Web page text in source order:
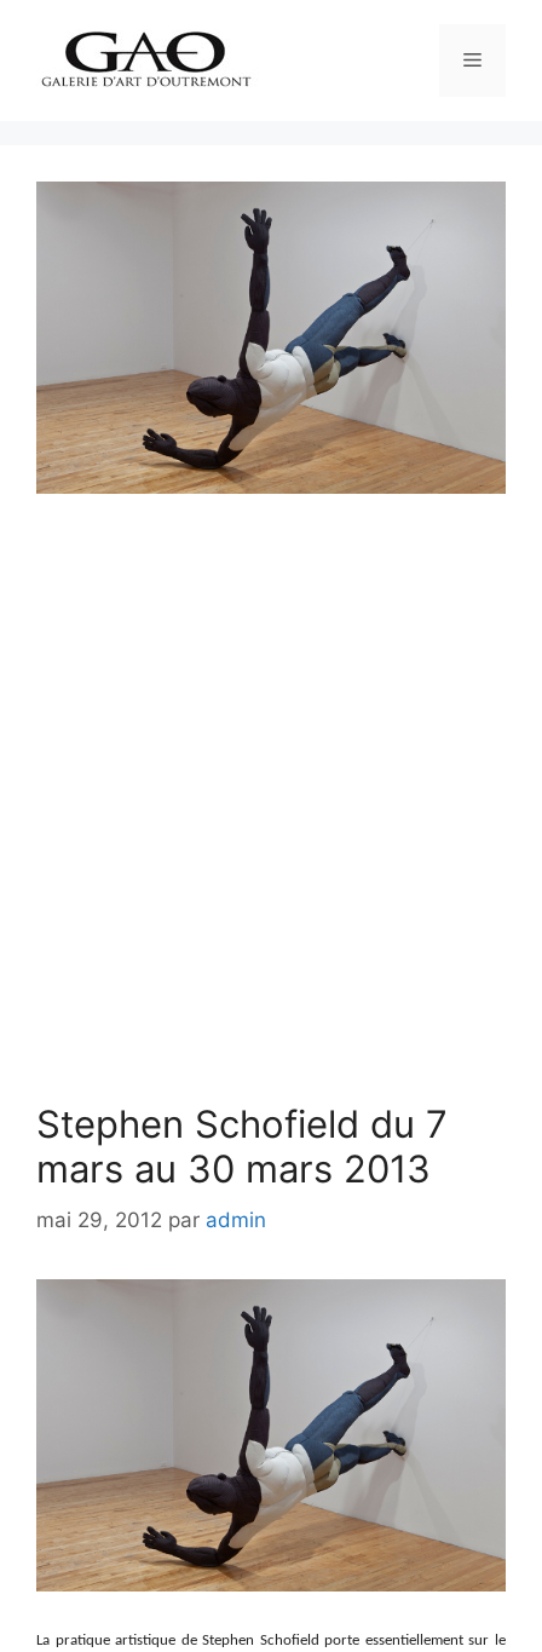
Stephen Schofield du 7
mars au 30 mars 2013
mai 29, 2012 par admin
La pratique artistique de Stephen Schofield porte essentiellement sur le